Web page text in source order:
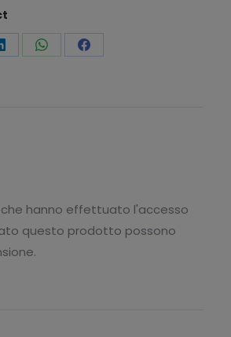
CondividiCondividi
hanno effettuato l'accesso
questo prodotto possono